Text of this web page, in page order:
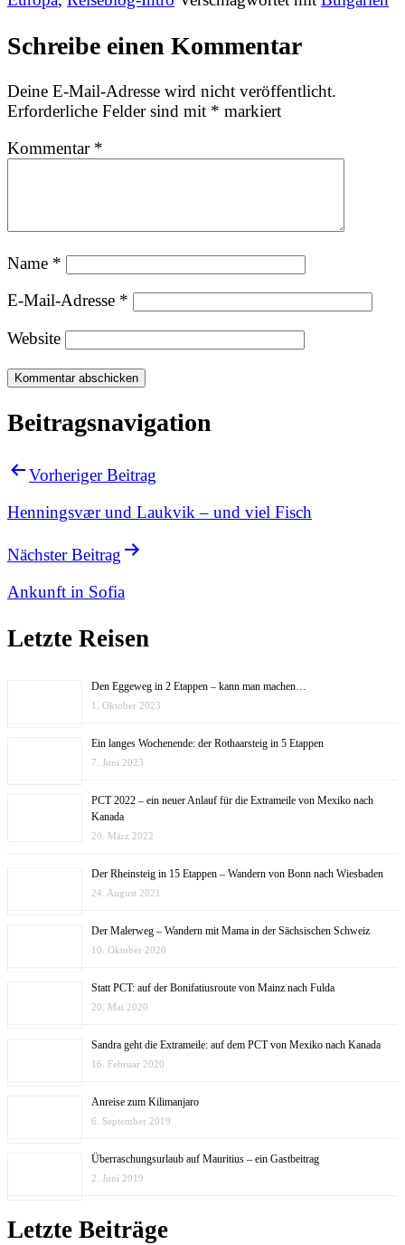
Schreibe einen Kommentar
Deine E-Mail-Adresse wird nicht veröffentlicht.
Erforderliche Felder sind mit * markiert
Kommentar *
Name *
E-Mail-Adresse *
Website
Beitragsnavigation
Vorheriger Beitrag
Henningsvær und Laukvik – und viel Fisch
Nächster Beitrag
Ankunft in Sofia
Letzte Reisen
Den Eggeweg in 2 Etappen – kann man machen…
1. Oktober 2023
Ein langes Wochenende: der Rothaarsteig in 5 Etappen
7. Juni 2023
PCT 2022 – ein neuer Anlauf für die Extrameile von Mexiko nach
Kanada
20. März 2022
Der Rheinsteig in 15 Etappen – Wandern von Bonn nach Wiesbaden
24. August 2021
Der Malerweg – Wandern mit Mama in der Sächsischen Schweiz
10. Oktober 2020
Statt PCT: auf der Bonifatiusroute von Mainz nach Fulda
20. Mai 2020
Sandra geht die Extrameile: auf dem PCT von Mexiko nach Kanada
16. Februar 2020
Anreise zum Kilimanjaro
6. September 2019
Überraschungsurlaub auf Mauritius – ein Gastbeitrag
2. Juni 2019
Letzte Beiträge